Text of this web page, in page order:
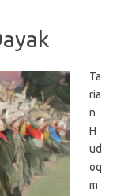
Ta
ria
n
H
ud
oq
m